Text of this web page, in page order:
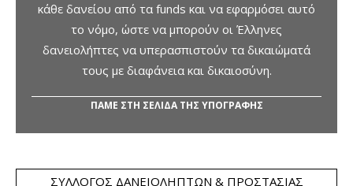
κάθε δανείου από τα funds και να εφαρμόσει αυτό
το νόμο, ώστε να μπορούν οι Έλληνες
δανειολήπτες να υπερασπιστούν τα δικαιώματά
τους με διαφάνεια και δικαιοσύνη.
ΠΑΜΕ ΣΤΗ ΣΕΛΙΔΑ ΤΗΣ ΥΠΟΓΡΑΦΗΣ
ΣΎΛΛΟΓΟΣ ΔΑΝΕΙΟΛΗΠΤΏΝ & ΠΡΟΣΤΑΣΊΑΣ